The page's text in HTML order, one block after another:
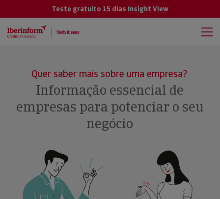
Teste gratuito 15 dias Insight View
Quer saber mais sobre uma empresa?
Informação essencial de
empresas para potenciar o seu
negócio